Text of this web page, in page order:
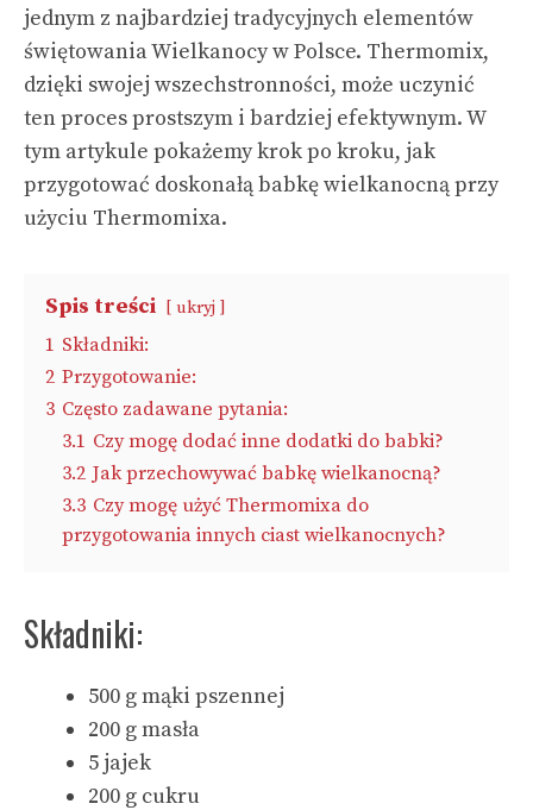
jednym z najbardziej tradycyjnych elementów
świętowania Wielkanocy w Polsce. Thermomix,
dzięki swojej wszechstronności, może uczynić
ten proces prostszym i bardziej efektywnym. W
tym artykule pokażemy krok po kroku, jak
przygotować doskonałą babkę wielkanocną przy
użyciu Thermomixa.
Spis treści ukryj
1 Składniki:
2 Przygotowanie:
3 Często zadawane pytania:
3.1 Czy mogę dodać inne dodatki do babki?
3.2 Jak przechowywać babkę wielkanocną?
3.3 Czy mogę użyć Thermomixa do
przygotowania innych ciast wielkanocnych?
Składniki:
500 g mąki pszennej
200 g masła
5 jajek
200 g cukru